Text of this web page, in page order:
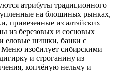
атрибуты традиционного
на блошиных рынках,
привезенные из алтайских
из березовых и сосновых
еловые шишки, банки с
Меню изобилует сибирскими
и строганину из
копчёную нельму и